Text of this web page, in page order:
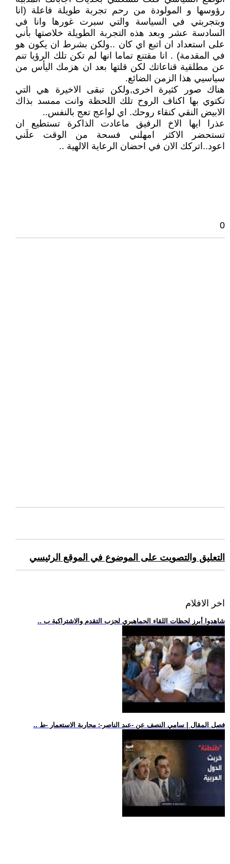
رؤوسها و المولودة من رحم تجربة طويلة فاعلة (انا
وبتجربتي في السياسة والتي سبرت غورها وانا في
السادسة عشر وبعد هذه التجربة الطويلة خلاصتها بأني
على استعداد ان اتبع اي كان ..ولكن بشرط ان يكون هو
في المقدمة) . انا مقتنع تماما انها لم تكن تلك الرؤيا تنم
عن مطلقية قناعاتك لكن قلتها بعد ان هزمك اليأس من
سياسيي هذا الزمن الضائع.
هناك صور كثيرة اخرى,ولكن تبقى الاخيرة هي التي
تكتوي بها اكناف الروح تلك اللحظة وانت ممسد بذاك
الابيض النقي كنقاء روحك. اي لواعج تعج بالنفس..
عذرا ايها الاخ الرفيق ماعادت الذاكرة تستطيع ان
تستحضر الاكثر امهلني فسحة من الوقت علَني
اعود..اتركك الان في احضان الرعاية الالهية ..
0
التعليق والتصويت على الموضوع في الموقع الرئيسي
اخر الافلام
.. شاهدوا أبرز لحظات اللقاء الجماهيري لحزب التقدم والاشتراكية ب
.. فصل المقال | سامي النصف عن -عبد الناصر-: محاربة الاستعمار -ط